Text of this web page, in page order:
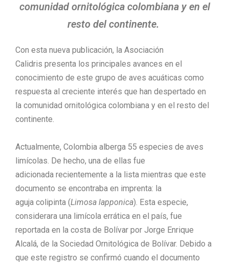
comunidad ornitológica colombiana y en el
resto del continente.
Con esta nueva publicación, la Asociación
Calidris presenta los principales avances en el
conocimiento de este grupo de aves acuáticas como
respuesta al creciente interés que han despertado en
la comunidad ornitológica colombiana y en el resto del
continente.
Actualmente, Colombia alberga 55 especies de aves
limícolas. De hecho, una de ellas fue
adicionada recientemente a la lista mientras que este
documento se encontraba en imprenta: la
aguja colipinta (Limosa lapponica). Esta especie,
considerara una limícola errática en el país, fue
reportada en la costa de Bolívar por Jorge Enrique
Alcalá, de la Sociedad Ornitológica de Bolívar. Debido a
que este registro se confirmó cuando el documento